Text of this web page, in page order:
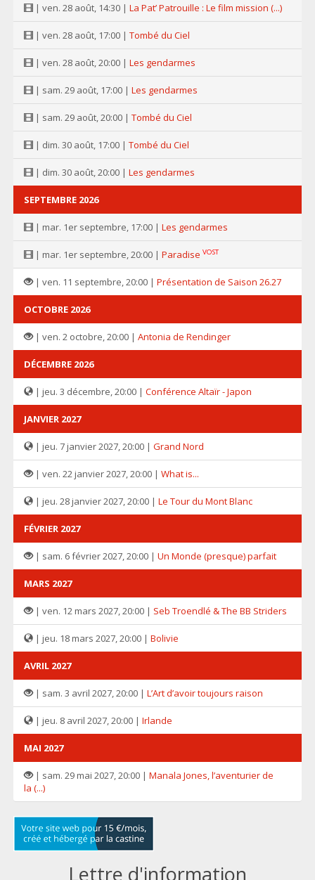
| ven. 28 août, 14:30 | La Pat’ Patrouille : Le film mission (...)
| ven. 28 août, 17:00 | Tombé du Ciel
| ven. 28 août, 20:00 | Les gendarmes
| sam. 29 août, 17:00 | Les gendarmes
| sam. 29 août, 20:00 | Tombé du Ciel
| dim. 30 août, 17:00 | Tombé du Ciel
| dim. 30 août, 20:00 | Les gendarmes
SEPTEMBRE 2026
| mar. 1er septembre, 17:00 | Les gendarmes
| mar. 1er septembre, 20:00 | Paradise VOST
| ven. 11 septembre, 20:00 | Présentation de Saison 26.27
OCTOBRE 2026
| ven. 2 octobre, 20:00 | Antonia de Rendinger
DÉCEMBRE 2026
| jeu. 3 décembre, 20:00 | Conférence Altaïr - Japon
JANVIER 2027
| jeu. 7 janvier 2027, 20:00 | Grand Nord
| ven. 22 janvier 2027, 20:00 | What is...
| jeu. 28 janvier 2027, 20:00 | Le Tour du Mont Blanc
FÉVRIER 2027
| sam. 6 février 2027, 20:00 | Un Monde (presque) parfait
MARS 2027
| ven. 12 mars 2027, 20:00 | Seb Troendlé & The BB Striders
| jeu. 18 mars 2027, 20:00 | Bolivie
AVRIL 2027
| sam. 3 avril 2027, 20:00 | L’Art d’avoir toujours raison
| jeu. 8 avril 2027, 20:00 | Irlande
MAI 2027
| sam. 29 mai 2027, 20:00 | Manala Jones, l’aventurier de
la (...)
Lettre d'information